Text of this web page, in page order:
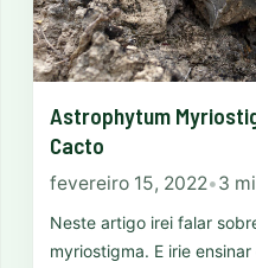
Astrophytum
Cacto
fevereiro 15, 2022•3
Neste artigo irei falar
myriostigma. E irie